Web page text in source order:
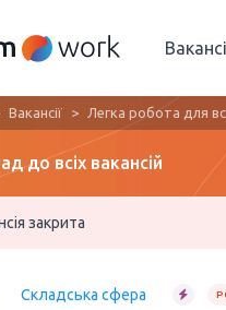
Вакансії Легка робота для
до всіх вакансій
закрита
Складська сфера